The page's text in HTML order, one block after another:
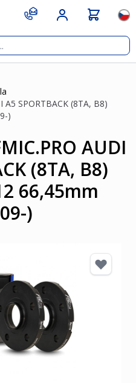
A5 SPORTBACK (8TA, B8)
)
AUDI
(8TA, B8)
66,45mm
)